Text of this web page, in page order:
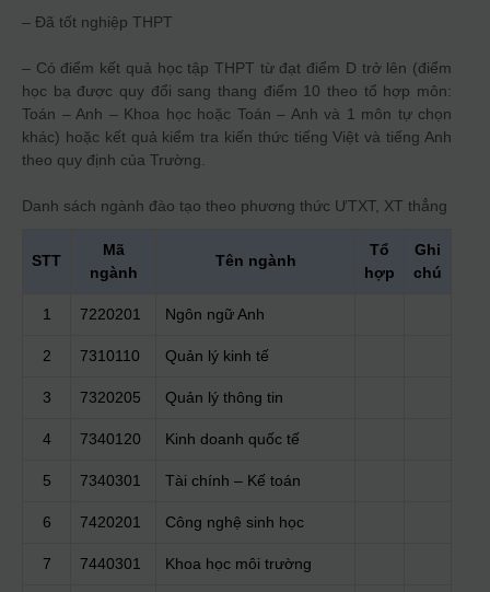
– Đã tốt nghiệp THPT
– Có điểm kết quả học tập THPT từ đạt điểm D trở lên (điểm
học bạ được quy đổi sang thang điểm 10 theo tổ hợp môn:
Toán – Anh – Khoa học hoặc Toán – Anh và 1 môn tự chọn
khác) hoặc kết quả kiểm tra kiến thức tiếng Việt và tiếng Anh
theo quy định của Trường.
Danh sách ngành đào tạo theo phương thức ƯTXT, XT thẳng
STT
Mã
ngành
Tên ngành
Tổ
hợp
Ghi
chú
1 7220201 Ngôn ngữ Anh
2 7310110 Quản lý kinh tế
3 7320205 Quản lý thông tin
4 7340120 Kinh doanh quốc tế
5 7340301 Tài chính – Kế toán
6 7420201 Công nghệ sinh học
7 7440301 Khoa học môi trường